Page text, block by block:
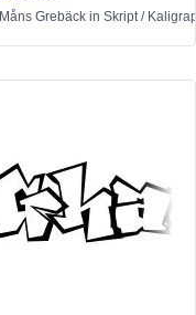
Måns Grebäck in Skript/